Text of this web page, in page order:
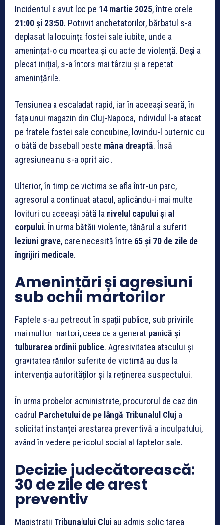
Incidentul a avut loc pe 14 martie 2025, între orele
21:00 și 23:50. Potrivit anchetatorilor, bărbatul s-a
deplasat la locuința fostei sale iubite, unde a
amenințat-o cu moartea și cu acte de violență. Deși a
plecat inițial, s-a întors mai târziu și a repetat
amenințările.
Tensiunea a escaladat rapid, iar în aceeași seară, în
fața unui magazin din Cluj-Napoca, individul l-a atacat
pe fratele fostei sale concubine, lovindu-l puternic cu
o bâtă de baseball peste mâna dreaptă. Însă
agresiunea nu s-a oprit aici.
Ulterior, în timp ce victima se afla într-un parc,
agresorul a continuat atacul, aplicându-i mai multe
lovituri cu aceeași bâtă la nivelul capului și al
corpului. În urma bătăii violente, tânărul a suferit
leziuni grave, care necesită între 65 și 70 de zile de
îngrijiri medicale.
Amenințări și agresiuni
sub ochii martorilor
Faptele s-au petrecut în spații publice, sub privirile
mai multor martori, ceea ce a generat panică și
tulburarea ordinii publice. Agresivitatea atacului și
gravitatea rănilor suferite de victimă au dus la
intervenția autorităților și la reținerea suspectului.
În urma probelor administrate, procurorul de caz din
cadrul Parchetului de pe lângă Tribunalul Cluj a
solicitat instanței arestarea preventivă a inculpatului,
având în vedere pericolul social al faptelor sale.
Decizie judecătorească:
30 de zile de arest
preventiv
Magistrații Tribunalului Cluj au admis solicitarea